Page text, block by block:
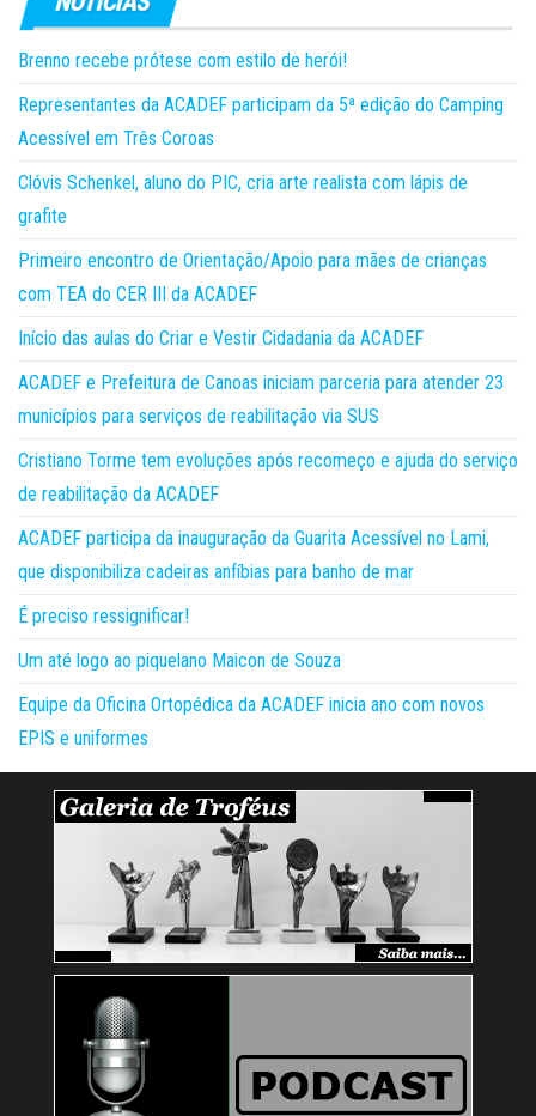
Brenno recebe prótese com estilo de herói!
Representantes da ACADEF participam da 5ª edição do Camping
Acessível em Três Coroas
Clóvis Schenkel, aluno do PIC, cria arte realista com lápis de
grafite
Primeiro encontro de Orientação/Apoio para mães de crianças
com TEA do CER III da ACADEF
Início das aulas do Criar e Vestir Cidadania da ACADEF
ACADEF e Prefeitura de Canoas iniciam parceria para atender 23
municípios para serviços de reabilitação via SUS
Cristiano Torme tem evoluções após recomeço e ajuda do serviço
de reabilitação da ACADEF
ACADEF participa da inauguração da Guarita Acessível no Lami,
que disponibiliza cadeiras anfíbias para banho de mar
É preciso ressignificar!
Um até logo ao piquelano Maicon de Souza
Equipe da Oficina Ortopédica da ACADEF inicia ano com novos
EPIS e uniformes